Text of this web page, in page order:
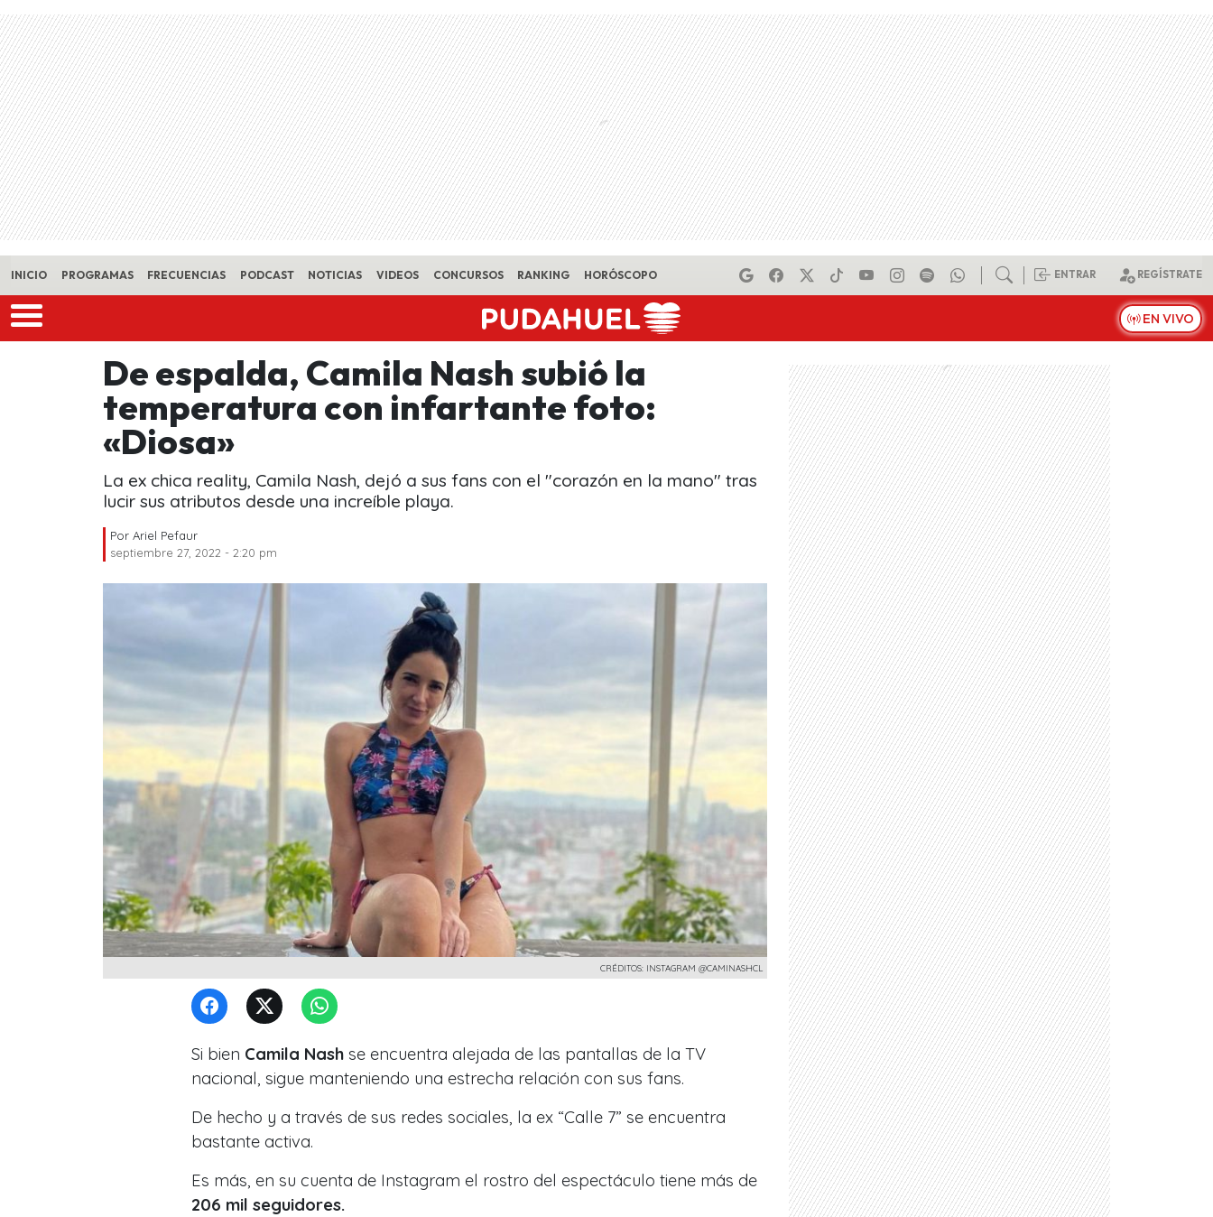
Skip to main content
INICIO PROGRAMAS FRECUENCIAS PODCAST NOTICIAS VIDEOS CONCURSOS RANKING HORÓSCOPO ENTRAR REGÍSTRATE
EN VIVO
De espalda, Camila Nash subió la
temperatura con infartante foto:
«Diosa»
La ex chica reality, Camila Nash, dejó a sus fans con el "corazón en la mano" tras
lucir sus atributos desde una increíble playa.
Por Ariel Pefaur
septiembre 27, 2022 - 2:20 pm
CRÉDITOS: INSTAGRAM @CAMINASHCL
Si bien Camila Nash se encuentra alejada de las pantallas de la TV
nacional, sigue manteniendo una estrecha relación con sus fans.
De hecho y a través de sus redes sociales, la ex “Calle 7” se encuentra
bastante activa.
Es más, en su cuenta de Instagram el rostro del espectáculo tiene más de
206 mil seguidores.